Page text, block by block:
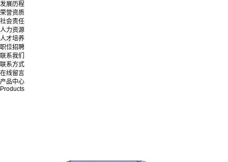
发展历程
荣誉资质
社会责任
人力资源
人才培养
职位招聘
联系我们
联系方式
在线留言
产品中心
Products